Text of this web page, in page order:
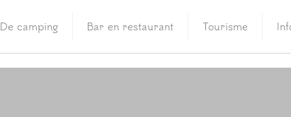
De camping Bar en restaurant Tourisme